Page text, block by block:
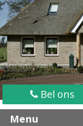
Bel ons
Menu